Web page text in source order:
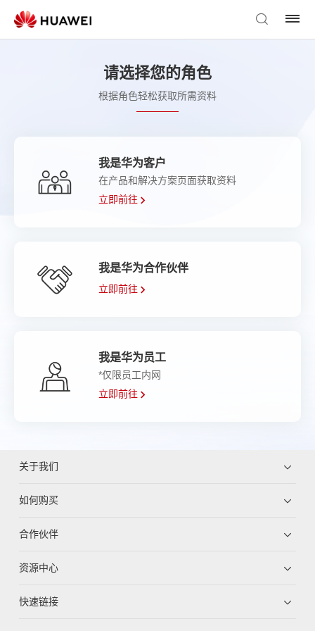
请选择您的角色
根据角色轻松获取所需资料
我是华为客户
在产品和解决方案页面获取资料
立即前往
我是华为合作伙伴
立即前往
我是华为员工
*仅限员工内网
立即前往
关于我们
如何购买
合作伙伴
资源中心
快速链接